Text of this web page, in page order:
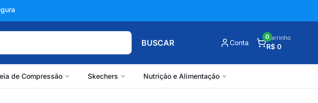
BUSCAR Conta
Carrinho
R$ 0
0
de Compressão Skechers Nutrição e Alimentação